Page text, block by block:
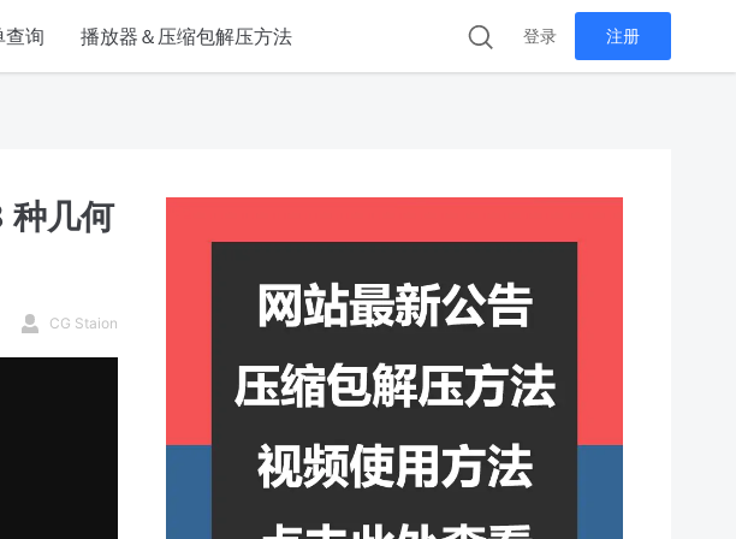
查询 播放器＆压缩包解压方法 登录 注册
种几何
CG Staion